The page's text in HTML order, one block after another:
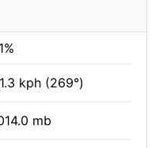
kph (269°)
mb